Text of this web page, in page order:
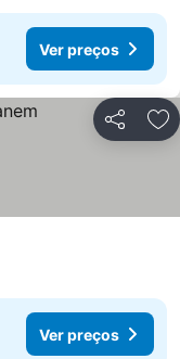
Ver preços
Partilhar
Ver preços